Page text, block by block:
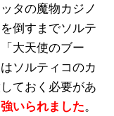
タの魔物カジノ
倒すまでソルテ
大天使のブー
ソルティコのカ
ておく必要があ
いられました。